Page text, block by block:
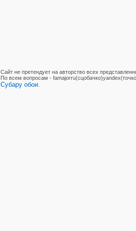
Сайт не претендует на авторство всех
По вcем вопросам -
Субару обои